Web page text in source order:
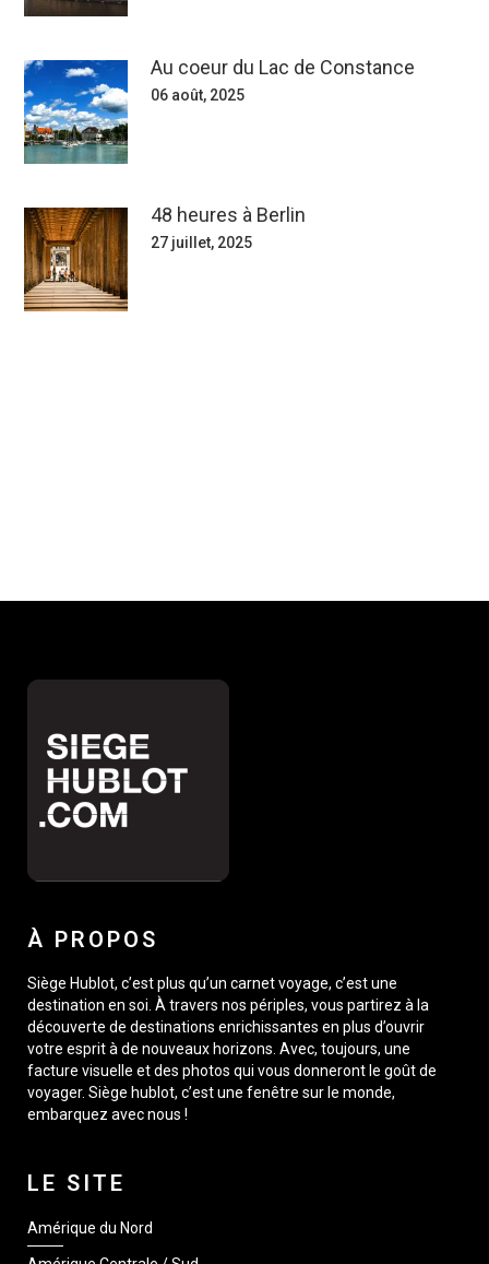
Au coeur du Lac de Constance
06 août, 2025
48 heures à Berlin
27 juillet, 2025
À PROPOS
Siège Hublot, c’est plus qu’un carnet voyage, c’est une
destination en soi. À travers nos périples, vous partirez à la
découverte de destinations enrichissantes en plus d’ouvrir
votre esprit à de nouveaux horizons. Avec, toujours, une
facture visuelle et des photos qui vous donneront le goût de
voyager. Siège hublot, c’est une fenêtre sur le monde,
embarquez avec nous !
LE SITE
Amérique du Nord